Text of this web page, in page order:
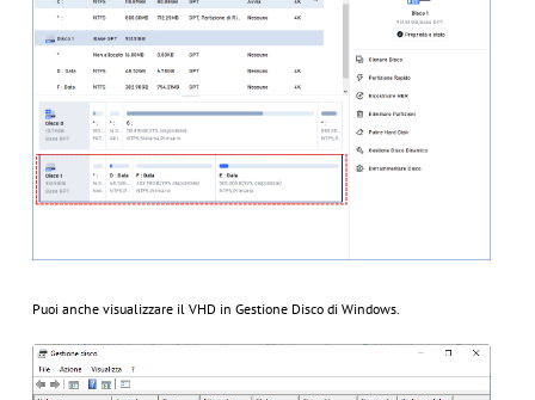
Puoi anche visualizzare il VHD in Gestione Disco di Windows.